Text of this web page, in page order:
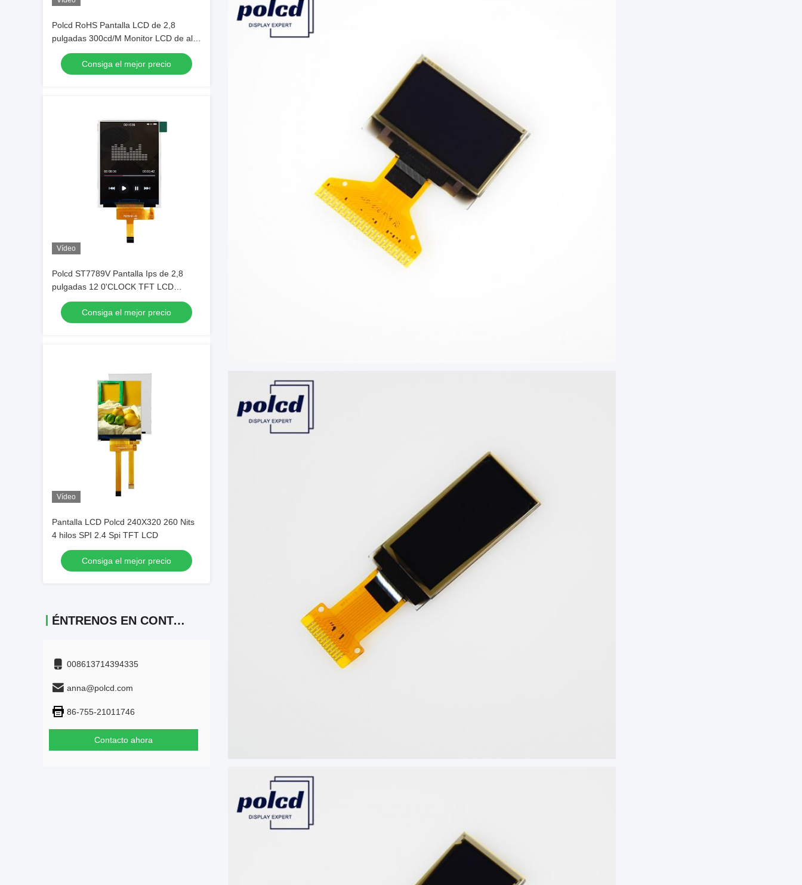
Polcd RoHS Pantalla LCD de 2,8
pulgadas 300cd/M Monitor LCD de alto
brillo
Consiga el mejor precio
Vídeo
Polcd ST7789V Pantalla Ips de 2,8
pulgadas 12 0'CLOCK TFT LCD
Módulo ISO9001
Consiga el mejor precio
Vídeo
Pantalla LCD Polcd 240X320 260 Nits
4 hilos SPI 2.4 Spi TFT LCD
Consiga el mejor precio
ÉNTRENOS EN CONTACTO CON
008613714394335
anna@polcd.com
86-755-21011746
Contacto ahora